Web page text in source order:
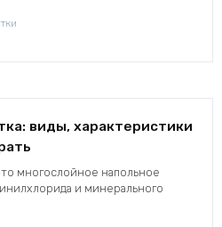
виды, характеристики
многослойное напольное
и минерального